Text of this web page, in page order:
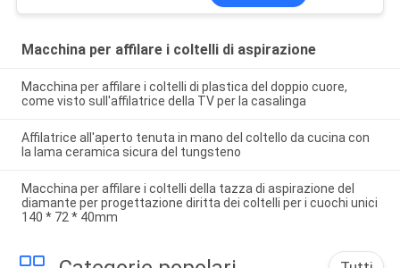
Macchina per affilare i coltelli di aspirazione
Macchina per affilare i coltelli di plastica del doppio cuore,
come visto sull'affilatrice della TV per la casalinga
Affilatrice all'aperto tenuta in mano del coltello da cucina con
la lama ceramica sicura del tungsteno
Macchina per affilare i coltelli della tazza di aspirazione del
diamante per progettazione diritta dei coltelli per i cuochi unici
140 * 72 * 40mm